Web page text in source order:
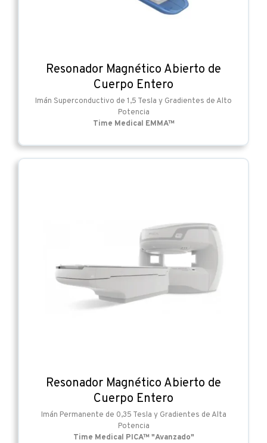
Resonador Magnético Abierto de
Cuerpo Entero
Imán Superconductivo de 1,5 Tesla y Gradientes de Alto
Potencia
Time Medical EMMA™
Resonador Magnético Abierto de
Cuerpo Entero
Imán Permanente de 0,35 Tesla y Gradientes de Alta
Potencia
Time Medical PICA™ "Avanzado"